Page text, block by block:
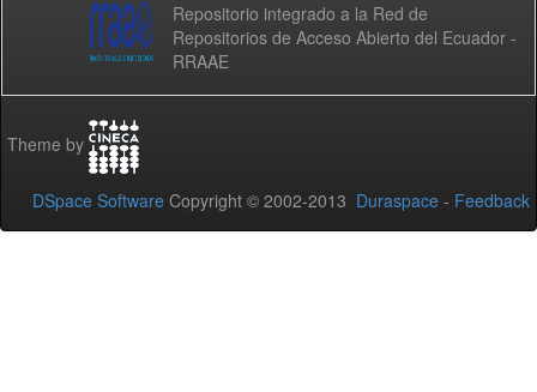
Repositorio integrado a la Red de
Repositorios de Acceso Abierto del Ecuador -
RRAAE
Theme by
DSpace Software Copyright © 2002-2013 Duraspace - Feedback